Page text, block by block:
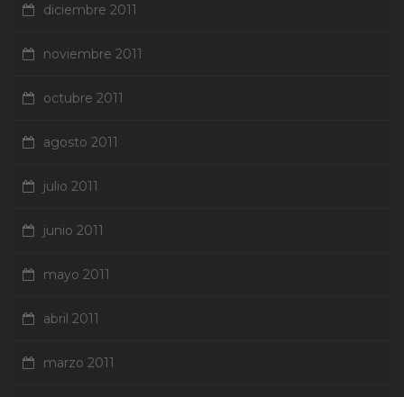
diciembre 2011
noviembre 2011
octubre 2011
agosto 2011
julio 2011
junio 2011
mayo 2011
abril 2011
marzo 2011